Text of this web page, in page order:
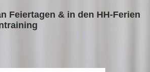
Feiertagen & in den HH-Ferien